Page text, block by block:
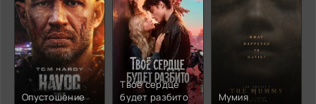
Опустошение
Твоё сердце
будет разбито
Мумия